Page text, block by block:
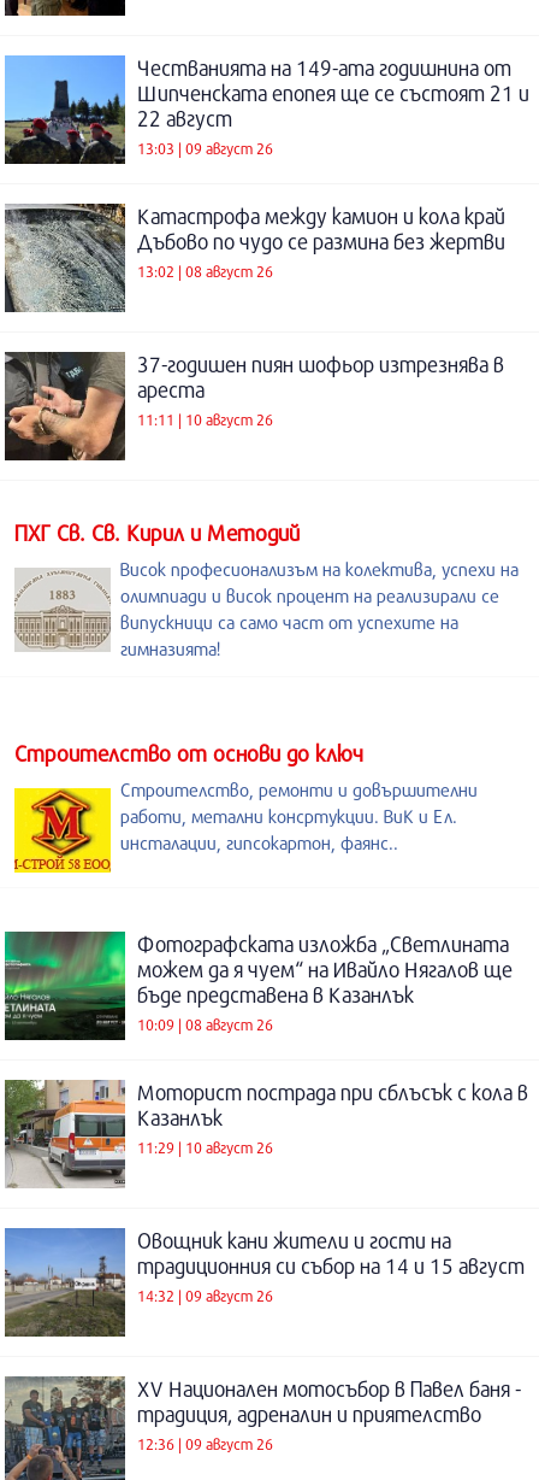
Честванията на 149-ата годишнина от
Шипченската епопея ще се състоят 21 и
22 август
13:03 | 09 август 26
Катастрофа между камион и кола край
Дъбово по чудо се размина без жертви
13:02 | 08 август 26
37-годишен пиян шофьор изтрезнява в
ареста
11:11 | 10 август 26
ПХГ Св. Св. Кирил и Методий
Висок професионализъм на колектива, успехи на
олимпиади и висок процент на реализирали се
випускници са само част от успехите на
гимназията!
Строителство от основи до ключ
Строителство, ремонти и довършителни
работи, метални консртукции. ВиК и Ел.
инсталации, гипсокартон, фаянс..
Фотографската изложба „Светлината
можем да я чуем“ на Ивайло Нягалов ще
бъде представена в Казанлък
10:09 | 08 август 26
Моторист пострада при сблъсък с кола в
Казанлък
11:29 | 10 август 26
Овощник кани жители и гости на
традиционния си събор на 14 и 15 август
14:32 | 09 август 26
XV Национален мотосъбор в Павел баня -
традиция, адреналин и приятелство
12:36 | 09 август 26